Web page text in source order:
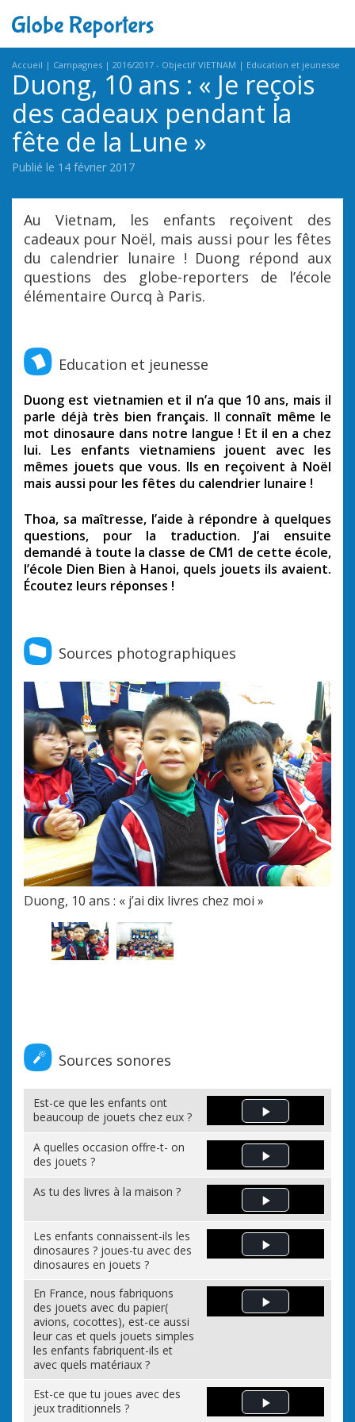
Accueil Campagnes 2016/2017 - Objectif VIETNAM Education et jeunesse
Duong, 10 ans : « Je reçois
des cadeaux pendant la
fête de la Lune »
Publié le 14 février 2017
Au Vietnam, les enfants reçoivent des
cadeaux pour Noël, mais aussi pour les fêtes
du calendrier lunaire ! Duong répond aux
questions des globe-reporters de l’école
élémentaire Ourcq à Paris.
Education et jeunesse
Duong est vietnamien et il n’a que 10 ans, mais il
parle déjà très bien français. Il connaît même le
mot dinosaure dans notre langue ! Et il en a chez
lui. Les enfants vietnamiens jouent avec les
mêmes jouets que vous. Ils en reçoivent à Noël
mais aussi pour les fêtes du calendrier lunaire !
Thoa, sa maîtresse, l’aide à répondre à quelques
questions, pour la traduction. J’ai ensuite
demandé à toute la classe de CM1 de cette école,
l’école Dien Bien à Hanoi, quels jouets ils avaient.
Écoutez leurs réponses !
Sources photographiques
Duong, 10 ans : « j’ai dix livres chez moi »
Sources sonores
Est-ce que les enfants ont
beaucoup de jouets chez eux ?
Play Video
A quelles occasion offre-t- on
des jouets ?
Play Video
As tu des livres à la maison ?
Play Video
Les enfants connaissent-ils les
dinosaures ? joues-tu avec des
dinosaures en jouets ?
Play Video
En France, nous fabriquons
des jouets avec du papier(
avions, cocottes), est-ce aussi
leur cas et quels jouets simples
les enfants fabriquent-ils et
avec quels matériaux ?
Play Video
Est-ce que tu joues avec des
jeux traditionnels ?
Play Video